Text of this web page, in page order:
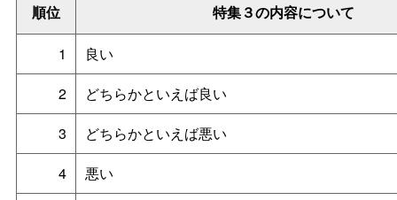
順位 特集３の内容について
1
良い
2
どちらかといえば良い
3
どちらかといえば悪い
4
悪い